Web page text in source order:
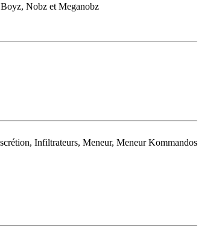
Nobz et Meganobz
Infiltrateurs, Meneur, Meneur Kommandos